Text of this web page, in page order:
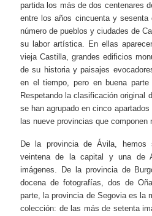
partida los más de dos centenares
entre los años cincuenta y
número de pueblos y ciudades de
su labor artística. En ellas
vieja Castilla, grandes edificios
de su historia y paisajes
en el tiempo, pero en buena parte
Respetando la clasificación original
se han agrupado en cinco
las nueve provincias que componen
De la provincia de Ávila, hemos
veintena de la capital y una de
imágenes. De la provincia de
docena de fotografías, dos de
parte, la provincia de Segovia es la
colección: de las más de setenta